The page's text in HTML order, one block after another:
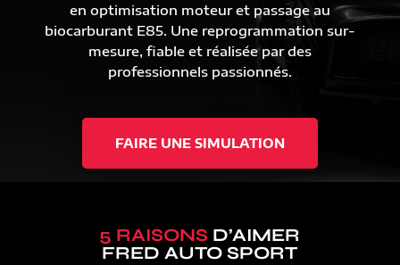
en optimisation moteur et passage au
biocarburant E85. Une reprogrammation sur-
mesure, fiable et réalisée par des
professionnels passionnés.
FAIRE UNE SIMULATION
5 RAISONS D’AIMER
FRED AUTO SPORT